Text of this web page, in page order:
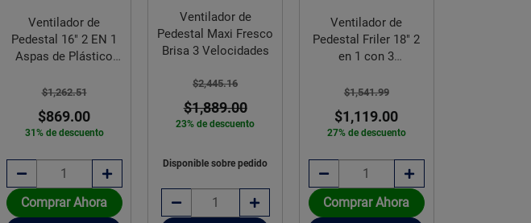
Ventilador de
Pedestal 16" 2 EN 1
Aspas de Plástico
$1,262.51
$869.00
31% de descuento
Comprar Ahora
Ventilador de
Pedestal Maxi Fresco
Brisa 3 Velocidades
$2,445.16
$1,889.00
23% de descuento
Disponible sobre pedido
Ventilador de
Pedestal Friler 18" 2
en 1 con 3
$1,541.99
$1,119.00
27% de descuento
Comprar Ahora